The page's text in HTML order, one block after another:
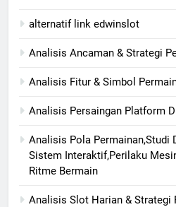
alternatif link edwinslot
Analisis Ancaman & Strategi
Analisis Fitur & Simbol
Analisis Persaingan Platform
Analisis Pola Permainan,Studi
Sistem Interaktif,Perilaku
Ritme Bermain
Analisis Slot Harian & Strategi